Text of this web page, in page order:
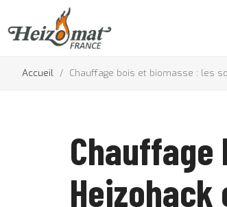
Accueil Chauffage bois et biomasse : les
Heizohack